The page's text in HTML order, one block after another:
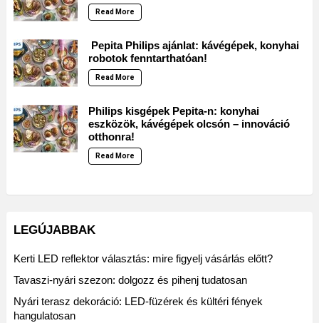
Read More
Pepita Philips ajánlat: kávégépek, konyhai
robotok fenntarthatóan!
Read More
Philips kisgépek Pepita-n: konyhai
eszközök, kávégépek olcsón – innováció
otthonra!
Read More
LEGÚJABBAK
Kerti LED reflektor választás: mire figyelj vásárlás előtt?
Tavaszi-nyári szezon: dolgozz és pihenj tudatosan
Nyári terasz dekoráció: LED-füzérek és kültéri fények
hangulatosan